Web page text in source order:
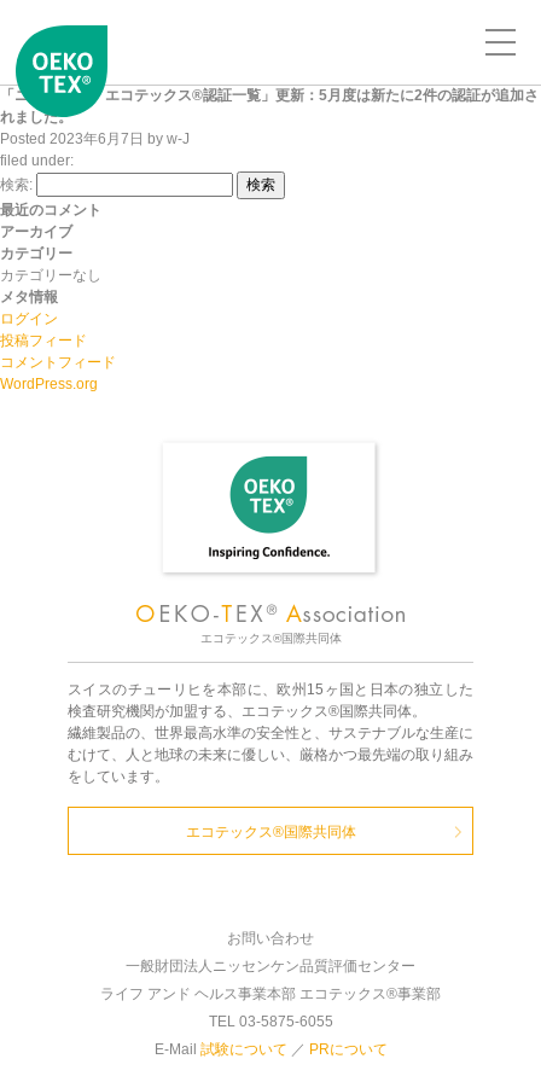
「ニッセンケン エコテックス®認証一覧」更新：5月度は新たに2件の認証が追加さ
れました。
Posted 2023年6月7日 by w-J
filed under:
検索:
検索
最近のコメント
アーカイブ
カテゴリー
カテゴリーなし
メタ情報
ログイン
投稿フィード
コメントフィード
WordPress.org
エコテックス®国際共同体
スイスのチューリヒを本部に、欧州15ヶ国と日本の独立した
検査研究機関が加盟する、エコテックス®国際共同体。
繊維製品の、世界最高水準の安全性と、サステナブルな生産に
むけて、人と地球の未来に優しい、厳格かつ最先端の取り組み
をしています。
エコテックス®国際共同体
お問い合わせ
一般財団法人ニッセンケン品質評価センター
ライフ アンド ヘルス事業本部 エコテックス®事業部
TEL 03-5875-6055
E-Mail 試験について ／ PRについて